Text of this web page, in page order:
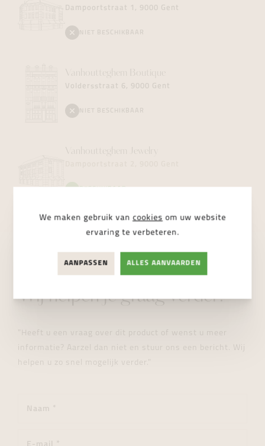
Dampoortstraat 1, 9000 Gent
NIET BESCHIKBAAR
Vanhoutteghem Boutique
Voldersstraat 6, 9000 Gent
NIET BESCHIKBAAR
Vanhoutteghem Jewelry
BESCHIKBAAR
Wij helpen je graag verder!
"Heeft u een vraag over dit product of wenst u meer
informatie? Aarzel dan niet en stuur ons een bericht. Wij
helpen u zo snel mogelijk verder."
We maken gebruik van cookies om uw website
ervaring te verbeteren.
AANPASSEN ALLES AANVAARDEN